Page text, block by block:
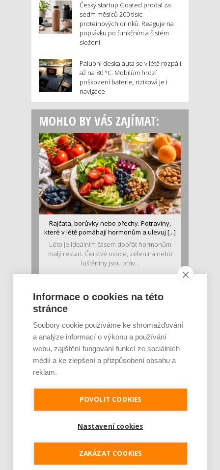
Český startup Goated prodal za
sedm měsíců 200 tisíc
proteinových drinků. Reaguje na
poptávku po funkčním a čistém
složení
Palubní deska auta se v létě rozpálí
až na 80 °C. Mobilům hrozí
poškození baterie, riziková je i
navigace
MOHLO BY VÁS ZAJÍMAT:
Rajčata, borůvky nebo ořechy. Potraviny,
které v létě pomáhají hormonům a ulevuj [...]
Léto je ideálním časem dopřát hormonům
malý restart. Čerstvé ovoce, zelenina nebo
luštěniny jsou práv...
Je jen pro sportovce, přiberu po něm a ve
v oblasti zdraví, výživy i dlouhověkosti. Přesto
se o ně...
Informace o cookies na této
stránce
Soubory cookie používáme ke shromažďování
a analýze informací o výkonu a používání
webu, zajištění fungování funkcí ze sociálních
médií a ke zlepšení a přizpůsobení obsahu a
reklam.
POVOLIT COOKIES
Nastavení cookies
ZAKÁZAT COOKIES